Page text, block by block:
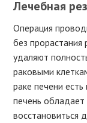
Лечебная
Операция
без прорастания
удаляют
раковыми
раке печени
печень
восстановиться